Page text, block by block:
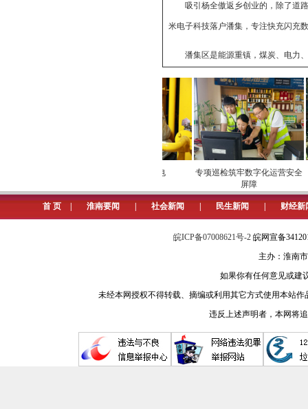
吸引杨全傲返乡创业的，除了道
米电子科技落户潘集，专注快充闪充
潘集区是能源重镇，煤炭、电力
食品三大新兴产业。
乡情是一根看不见的线。今年春
的潘集籍乡贤跨越山海，回到家乡。
“我们以‘亲商、安商、富商’的营
人‘！”潘集区委书记李国柱开门见山
从长三角到珠三角，从京津冀到
落地企业涵盖输配电设备、电
如今，在潘集区潘东智造园，中
专项巡检筑牢数字化运营安全
屏障
首 页 淮南要闻 社会新闻 民生新闻 财经新
皖ICP备07008621号-2 皖网宣备
主办：淮南
如果你有任何意见或建
未经本网授权不得转载、摘编或利用其它方式使用本站
违反上述声明者，本网将